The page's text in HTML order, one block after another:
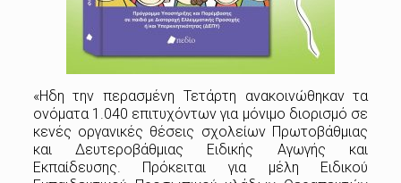
«Ηδη την περασμένη Τετάρτη ανακοινώθηκαν τα
ονόματα 1.040 επιτυχόντων για μόνιμο διορισμό σε
κενές οργανικές θέσεις σχολείων Πρωτοβάθμιας
και Δευτεροβάθμιας Ειδικής Αγωγής και
Εκπαίδευσης. Πρόκειται για μέλη Ειδικού